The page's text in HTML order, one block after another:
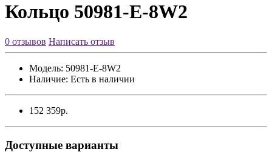
Кольцо 50981-E-8W2
0 отзывов Написать отзыв
Модель: 50981-E-8W2
Наличие: Есть в наличии
152 359р.
Доступные варианты